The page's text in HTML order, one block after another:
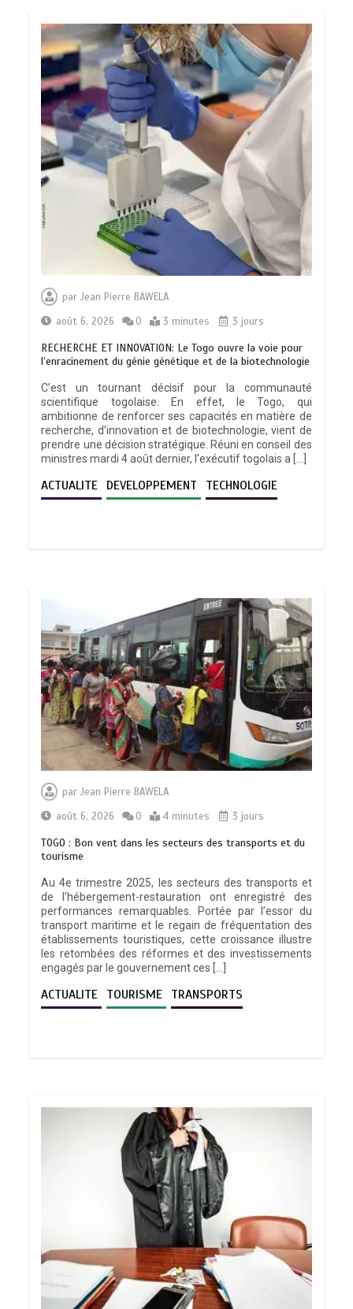
parJean Pierre BAWELA
août 6, 2026
0 3 minutes 3 jours
RECHERCHE ET INNOVATION: Le Togo ouvre la voie pour
l’enracinement du génie génétique et de la biotechnologie
C’est un tournant décisif pour la communauté
scientifique togolaise. En effet, le Togo, qui
ambitionne de renforcer ses capacités en matière de
recherche, d’innovation et de biotechnologie, vient de
prendre une décision stratégique. Réuni en conseil des
ministres mardi 4 août dernier, l’exécutif togolais a […]
ACTUALITE DEVELOPPEMENT TECHNOLOGIE
parJean Pierre BAWELA
août 6, 2026
0 4 minutes 3 jours
TOGO : Bon vent dans les secteurs des transports et du
tourisme
Au 4e trimestre 2025, les secteurs des transports et
de l’hébergement-restauration ont enregistré des
performances remarquables. Portée par l’essor du
transport maritime et le regain de fréquentation des
établissements touristiques, cette croissance illustre
les retombées des réformes et des investissements
engagés par le gouvernement ces […]
ACTUALITE TOURISME TRANSPORTS